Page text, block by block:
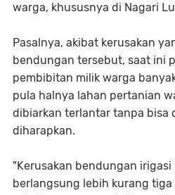
warga, khususnya di Nagari
Pasalnya, akibat kerusakan
bendungan tersebut, saat ini
pembibitan milik warga
pula halnya lahan pertanian
dibiarkan terlantar tanpa bisa
diharapkan.
"Kerusakan bendungan
berlangsung lebih kurang tiga